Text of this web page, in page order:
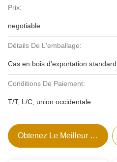
Prix:
negotiable
Détails De L'emballage:
Cas en bois d'exportation standard
Conditions De Paiement:
T/T, L/C, union occidentale
Obtenez Le Meilleur Prix